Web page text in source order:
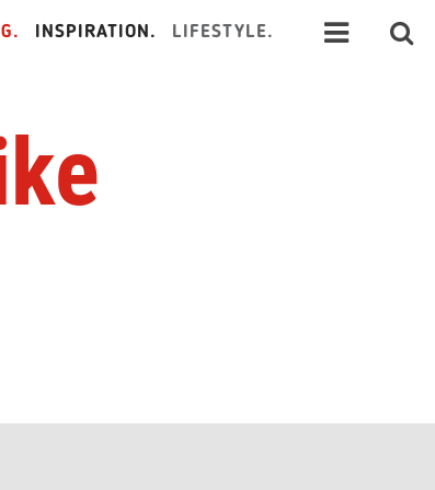
INSPIRATION. LIFESTYLE.